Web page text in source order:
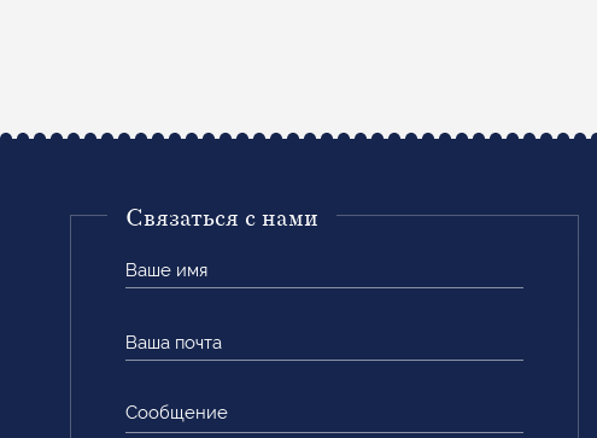
Связаться с нами
имя
почта
Сообщение